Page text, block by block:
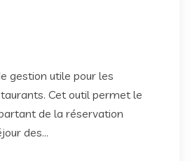
gestion utile pour les
Cet outil permet le
de la réservation
des...